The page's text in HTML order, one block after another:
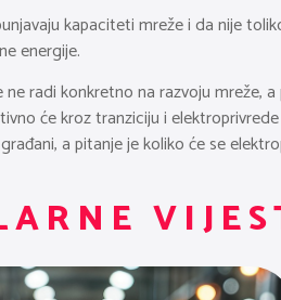
kapaciteti mreže i da nije
energije.
radi konkretno na razvoju mreže,
će kroz tranziciju i
a pitanje je koliko će se